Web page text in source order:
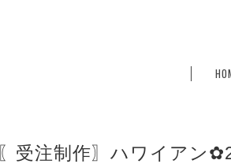
〖受注制作〗ハワイアン